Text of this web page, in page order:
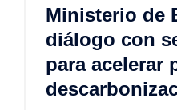
Ministerio de
diálogo con
para acelerar